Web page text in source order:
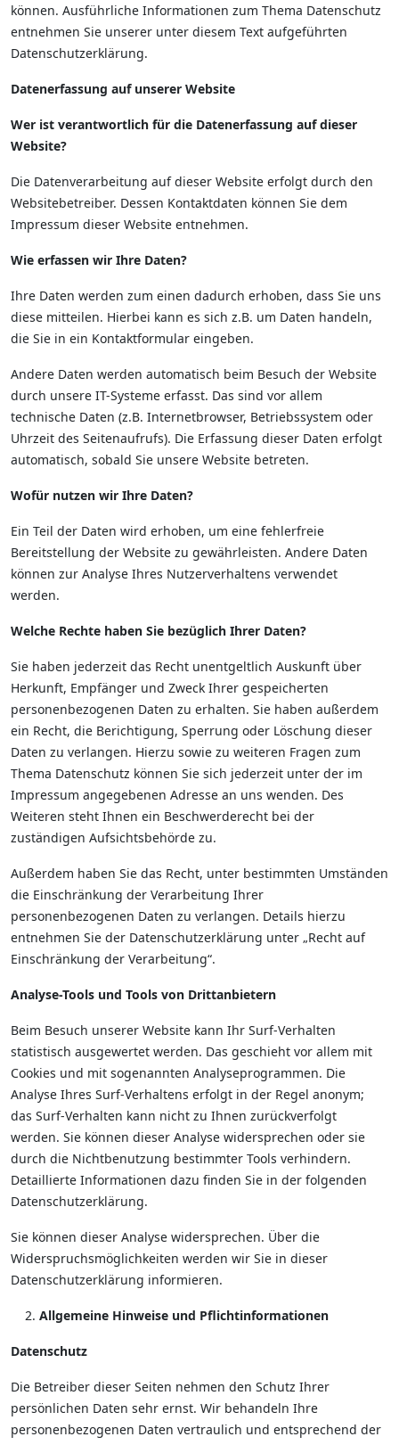
können. Ausführliche Informationen zum Thema Datenschutz
entnehmen Sie unserer unter diesem Text aufgeführten
Datenschutzerklärung.
Datenerfassung auf unserer Website
Wer ist verantwortlich für die Datenerfassung auf dieser
Website?
Die Datenverarbeitung auf dieser Website erfolgt durch den
Websitebetreiber. Dessen Kontaktdaten können Sie dem
Impressum dieser Website entnehmen.
Wie erfassen wir Ihre Daten?
Ihre Daten werden zum einen dadurch erhoben, dass Sie uns
diese mitteilen. Hierbei kann es sich z.B. um Daten handeln,
die Sie in ein Kontaktformular eingeben.
Andere Daten werden automatisch beim Besuch der Website
durch unsere IT-Systeme erfasst. Das sind vor allem
technische Daten (z.B. Internetbrowser, Betriebssystem oder
Uhrzeit des Seitenaufrufs). Die Erfassung dieser Daten erfolgt
automatisch, sobald Sie unsere Website betreten.
Wofür nutzen wir Ihre Daten?
Ein Teil der Daten wird erhoben, um eine fehlerfreie
Bereitstellung der Website zu gewährleisten. Andere Daten
können zur Analyse Ihres Nutzerverhaltens verwendet
werden.
Welche Rechte haben Sie bezüglich Ihrer Daten?
Sie haben jederzeit das Recht unentgeltlich Auskunft über
Herkunft, Empfänger und Zweck Ihrer gespeicherten
personenbezogenen Daten zu erhalten. Sie haben außerdem
ein Recht, die Berichtigung, Sperrung oder Löschung dieser
Daten zu verlangen. Hierzu sowie zu weiteren Fragen zum
Thema Datenschutz können Sie sich jederzeit unter der im
Impressum angegebenen Adresse an uns wenden. Des
Weiteren steht Ihnen ein Beschwerderecht bei der
zuständigen Aufsichtsbehörde zu.
Außerdem haben Sie das Recht, unter bestimmten Umständen
die Einschränkung der Verarbeitung Ihrer
personenbezogenen Daten zu verlangen. Details hierzu
entnehmen Sie der Datenschutzerklärung unter „Recht auf
Einschränkung der Verarbeitung“.
Analyse-Tools und Tools von Drittanbietern
Beim Besuch unserer Website kann Ihr Surf-Verhalten
statistisch ausgewertet werden. Das geschieht vor allem mit
Cookies und mit sogenannten Analyseprogrammen. Die
Analyse Ihres Surf-Verhaltens erfolgt in der Regel anonym;
das Surf-Verhalten kann nicht zu Ihnen zurückverfolgt
werden. Sie können dieser Analyse widersprechen oder sie
durch die Nichtbenutzung bestimmter Tools verhindern.
Detaillierte Informationen dazu finden Sie in der folgenden
Datenschutzerklärung.
Sie können dieser Analyse widersprechen. Über die
Widerspruchsmöglichkeiten werden wir Sie in dieser
Datenschutzerklärung informieren.
Allgemeine Hinweise und Pflichtinformationen
Datenschutz
Die Betreiber dieser Seiten nehmen den Schutz Ihrer
persönlichen Daten sehr ernst. Wir behandeln Ihre
personenbezogenen Daten vertraulich und entsprechend der